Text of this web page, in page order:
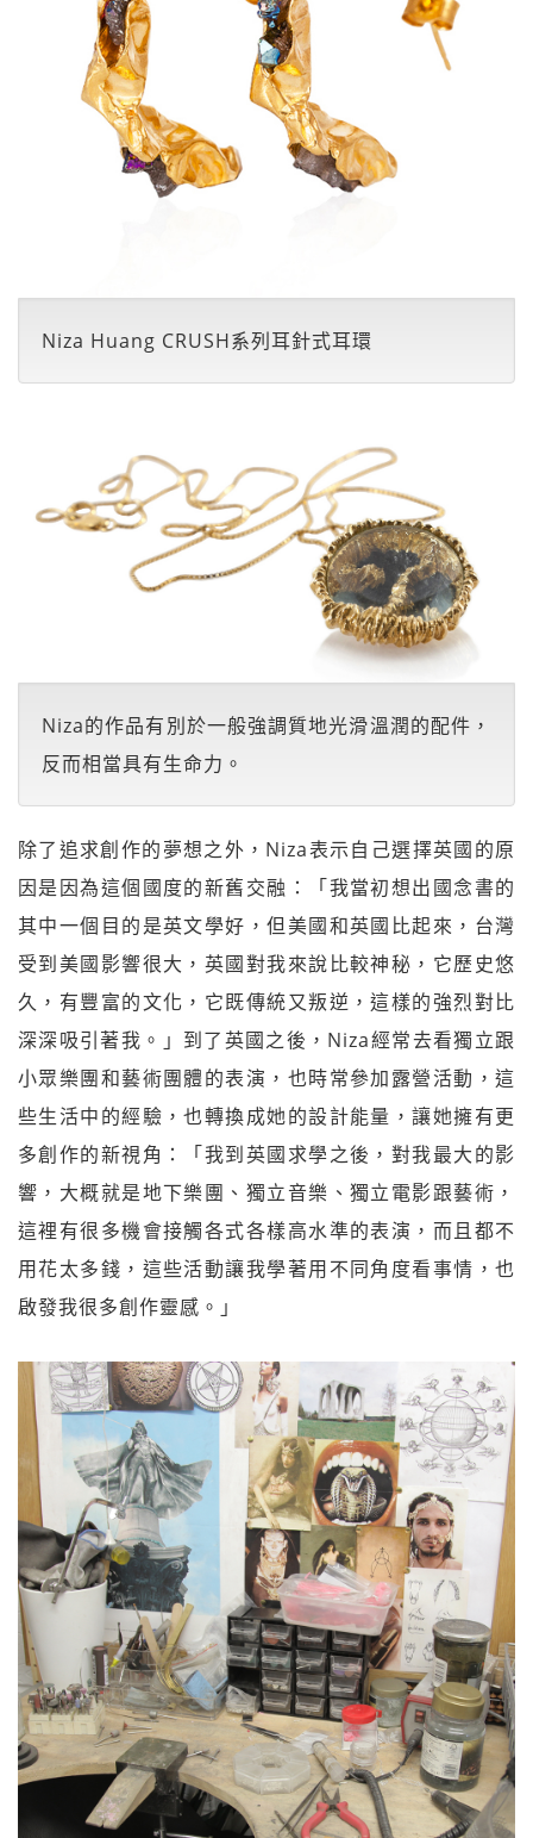
Niza Huang CRUSH系列耳針式耳環
Niza的作品有別於一般強調質地光滑溫潤的配件，
反而相當具有生命力。
除了追求創作的夢想之外，Niza表示自己選擇英國的原
因是因為這個國度的新舊交融：「我當初想出國念書的
其中一個目的是英文學好，但美國和英國比起來，台灣
受到美國影響很大，英國對我來說比較神秘，它歷史悠
久，有豐富的文化，它既傳統又叛逆，這樣的強烈對比
深深吸引著我。」到了英國之後，Niza經常去看獨立跟
小眾樂團和藝術團體的表演，也時常參加露營活動，這
些生活中的經驗，也轉換成她的設計能量，讓她擁有更
多創作的新視角：「我到英國求學之後，對我最大的影
響，大概就是地下樂團、獨立音樂、獨立電影跟藝術，
這裡有很多機會接觸各式各樣高水準的表演，而且都不
用花太多錢，這些活動讓我學著用不同角度看事情，也
啟發我很多創作靈感。」